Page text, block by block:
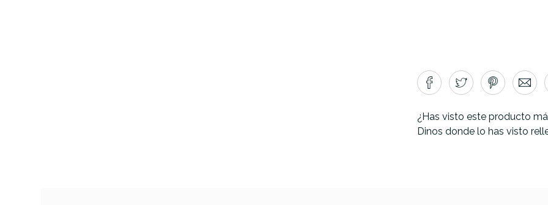
¿Has visto este producto
Dinos donde lo has visto